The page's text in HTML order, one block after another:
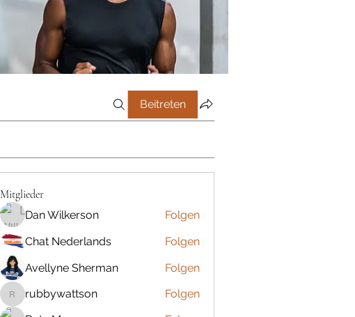
Beitreten
Mitglieder
Dan Wilkerson
Folgen
Chat Nederlands
Folgen
Avellyne Sherman
Folgen
rubbywattson
rubbywattson
Folgen